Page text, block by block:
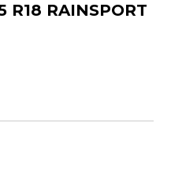
R18 RAINSPORT